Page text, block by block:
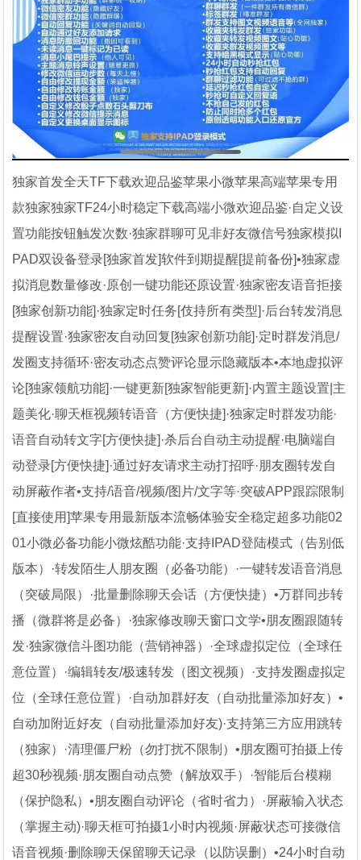
独家首发全天TF下载欢迎品鉴苹果小微苹果高端苹果专用
款独家独家TF24小时稳定下载高端小微欢迎品鉴·自定义设
置功能按钮触发次数·独家群聊可见非好友微信号独家模拟I
PAD双设备登录[独家首发]软件到期提醒[提前备份]•独家虚
拟消息数量修改·原创一键功能还原设置·独家密友语音拒接
[独家创新功能]·独家定时任务[伎持所有类型]·后台转发消息
提醒设置·独家密友自动回复[独家创新功能]·定时群发消息/
发圈支持循环·密友动态点赞评论显示隐藏版本•本地虚拟评
论[独家领航功能]·一键更新[独家智能更新]·内置主题设置|主
题美化·聊天框视频转语音（方便快捷]·独家定时群发功能·
语音自动转文字[方便快捷]·杀后台自动主动提醒·电脑端自
动登录[方便快捷]·通过好友请求主动打招呼·朋友圈转发自
动屏蔽作者•支持/语音/视频/图片/文字等·突破APP跟踪限制
[直接使用]苹果专用最新版本流畅体验安全稳定超多功能02
01小微必备功能小微炫酷功能·支持IPAD登陆模式（告别低
版本）·转发陌生人朋友圈（必备功能）·一键转发语音消息
（突破局限）·批量删除聊天会话（方便快捷）•万群同步转
播（微群将是必备）·独家修改聊天窗口文学•朋友圈跟随转
发·独家微信斗图功能（营销神器）·全球虚拟定位（全球任
意位置）·编辑转友/极速转发（图文视频）·支持发圈虚拟定
位（全球任意位置）·自动加群好友（自动批量添加好友）•
自动加附近好友（自动批量添加好友)·支持第三方应用跳转
（独家）·清理僵尸粉（勿打扰不限制）•朋友圈可拍摄上传
超30秒视频·朋友圈自动点赞（解放双手）·智能后台模糊
（保护隐私）•朋友圈自动评论（省时省力）·屏蔽输入状态
（掌握主动)·聊天框可拍摄1小时内视频·屏蔽状态可接微信
语音视频·删除聊天保留聊天记录（以防误删）•24小时自动